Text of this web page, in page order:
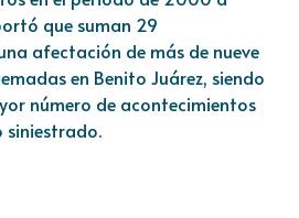
que suman 29
afectación de más de nueve
en Benito Juárez, siendo
número de acontecimientos
siniestrado.